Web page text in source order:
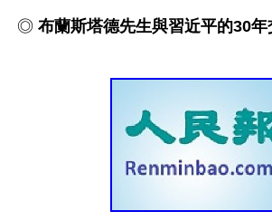
◎ 布蘭斯塔德先生與習近平的30年